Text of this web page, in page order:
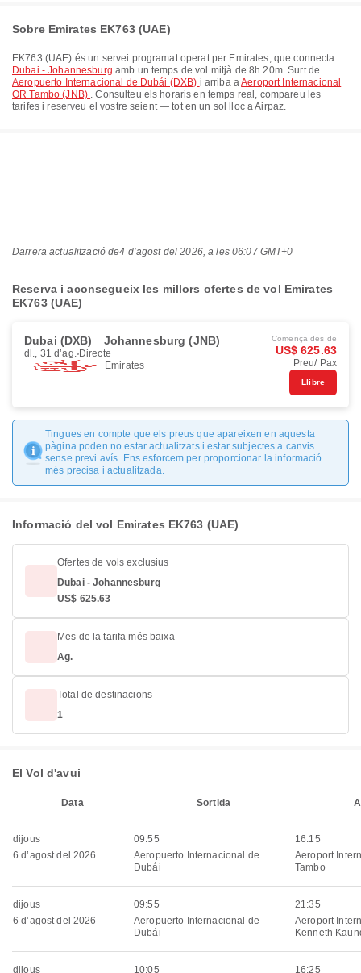
Sobre Emirates EK763 (UAE)
EK763 (UAE) és un servei programat operat per Emirates, que connecta
Dubai - Johannesburg amb un temps de vol mitjà de8h 20m. Surt de
Aeropuerto Internacional de Dubái (DXB) i arriba aAeroport Internacional
OR Tambo (JNB) . Consulteu els horaris en temps real, compareu les
tarifes i reserveu el vostre seient — tot en un sol lloc a Airpaz.
Darrera actualització de4 d’agost del 2026, a les 06:07 GMT+0
Reserva i aconsegueix les millors ofertes de vol Emirates
EK763 (UAE)
Dubai (DXB) Johannesburg (JNB)
dl., 31 d’ag. Directe
Emirates
Comença des de
US$ 625.63
Preu/ Pax
Llibre
Tingues en compte que els preus que apareixen en aquesta
pàgina poden no estar actualitzats i estar subjectes a canvis
sense previ avís. Ens esforcem per proporcionar la informació
més precisa i actualitzada.
Informació del vol Emirates EK763 (UAE)
Ofertes de vols exclusius
Dubai - Johannesburg
US$ 625.63
Mes de la tarifa més baixa
Ag.
Total de destinacions
1
El Vol d'avui
Data Sortida
dijous
6 d’agost del 2026
09:55
Aeropuerto Internacional de
Dubái
16:15
Aeroport
Tambo
dijous
6 d’agost del 2026
09:55
Aeropuerto Internacional de
Dubái
21:35
Aeroport
Kenneth
dijous 10:05 16:25